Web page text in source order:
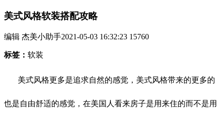
美式风格软装搭配攻略
编辑 杰美小助手2021-05-03 16:32:23 15760
标签： 软装
美式风格更多是追求自然的感觉，美式风格带来的更多的
也是自由舒适的感觉，在美国人看来房子是用来住的而不是用